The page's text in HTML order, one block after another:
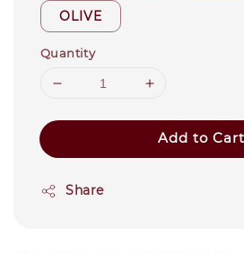
OLIVE
Quantity
Add to Cart
Share